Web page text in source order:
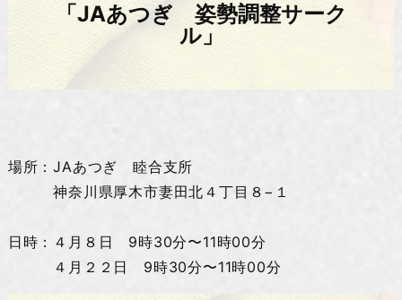
「JAあつぎ 姿勢調整サーク
ル」
場所：JAあつぎ 睦合支所
神奈川県厚木市妻田北４丁目８−１
日時：４月８日 9時30分〜11時00分
４月２２日 9時30分〜11時00分